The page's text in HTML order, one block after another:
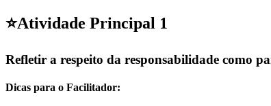
⭐Atividade Principal 1
Refletir a respeito da responsabilidade como
Dicas para o Facilitador: